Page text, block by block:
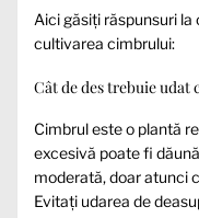
Aici găsiți răspunsuri
cultivarea cimbrului:
Cât de des trebuie udat
Cimbrul este o plantă
excesivă poate fi
moderată, doar atunci
Evitați udarea de